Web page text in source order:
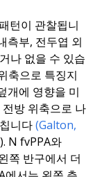
턴이 관찰됩니
측부, 전두엽 외
나 없을 수 있습
축으로 특징지
개에 영향을 미
방 위축으로 나
니다(Galton,
). N fvPPA와
쪽 반구에서 더